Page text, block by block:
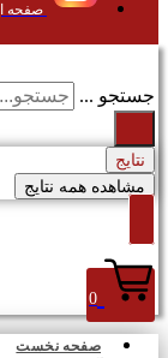
صفحه
جستجو ...
نتایج
مشاهده همه نتایج
0
صفحه نخست